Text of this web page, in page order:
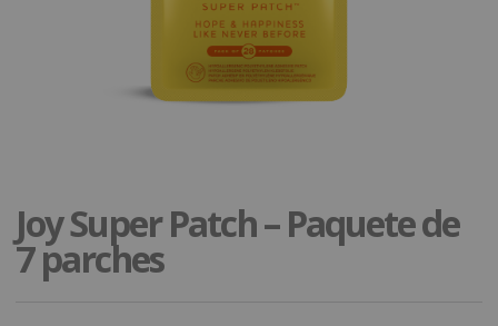
Joy Super Patch – Paquete de
7 parches